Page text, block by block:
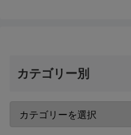
カテゴリー別